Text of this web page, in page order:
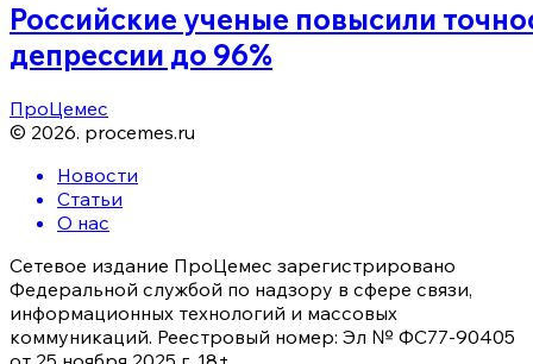
Российские ученые повысили
депрессии до 96%
ПроЦемес
© 2026. procemes.ru
Новости
Статьи
О нас
Сетевое издание ПроЦемес зарегистрировано
Федеральной службой по надзору в сфере связи,
информационных технологий и массовых
коммуникаций. Реестровый номер: Эл № ФС77-90405